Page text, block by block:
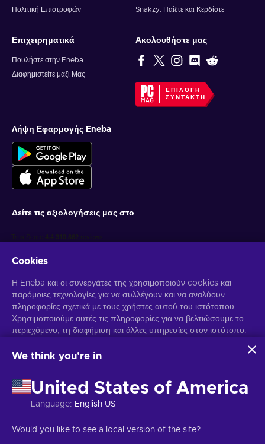
Πολιτική Επιστροφών
Snakzy: Παίξτε και Κερδίστε
Επιχειρηματικά
Πουλήστε στην Eneba
Διαφημιστείτε μαζί Μας
Ακολουθήστε μας
ΕΠΙΛΟΓΉ
ΣΥΝΤΆΚΤΗ
Λήψη Εφαρμογής Eneba
Δείτε τις αξιολογήσεις μας στο
Λάβετε προσωποποιημένες προσφορές για παιχνίδια
Μπορείτε να απεγγραφείτε οποιαδήποτε στιγμή. Επισκεφθείτε την
ΕλληνικάUSD
Cookies
Η Eneba και οι συνεργάτες της χρησιμοποιούν cookies και
παρόμοιες τεχνολογίες για να συλλέγουν και να αναλύουν
πληροφορίες σχετικά με τους χρήστες αυτού του ιστότοπου.
Χρησιμοποιούμε αυτές τις πληροφορίες για να βελτιώσουμε το
περιεχόμενο, τη διαφήμιση και άλλες υπηρεσίες στον ιστότοπο.
χρησιμοποιηθούν για την εξατομίκευση διαφημίσεων.
αυτών των τεχνολογιών από την Eneba και τους συνεργάτες
της. Μπορείτε να προσαρμόσετε τη συγκατάθεσή σας κάνοντας
κλικ στην επιλογή "Προσαρμογή".
οποίο η Google χρησιμοποιεί τα δεδομένα σας, ανατρέξτε στην
We think you're in
United States of America
Language: English US
Would you like to see a local version of the site?